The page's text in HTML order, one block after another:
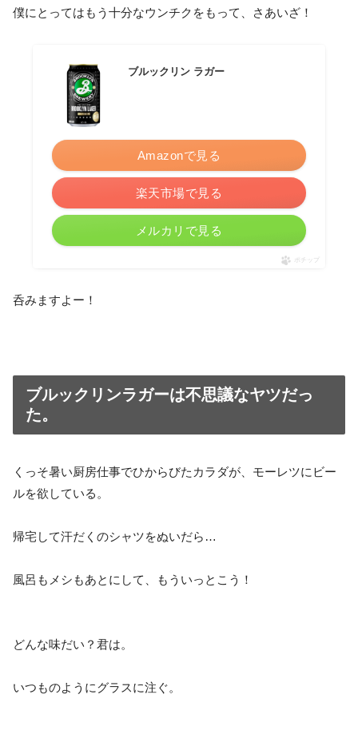
僕にとってはもう十分なウンチクをもって、さあいざ！
ブルックリン ラガー
Amazonで見る
楽天市場で見る
メルカリで見る
ポチップ
呑みますよー！
ブルックリンラガーは不思議なヤツだっ
た。
くっそ暑い厨房仕事でひからびたカラダが、モーレツにビー
ルを欲している。
帰宅して汗だくのシャツをぬいだら…
風呂もメシもあとにして、もういっとこう！
どんな味だい？君は。
いつものようにグラスに注ぐ。